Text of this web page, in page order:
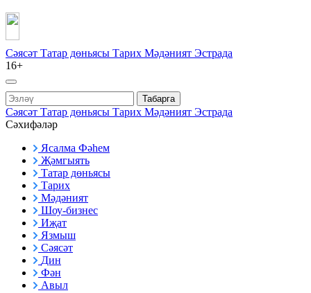
Сәясәт Татар дөньясы Тарих Мәдәният Эстрада
16+
Табарга
Сәясәт Татар дөньясы Тарих Мәдәният Эстрада
Сәхифәләр
Ясалма Фәһем
Җәмгыять
Татар дөньясы
Тарих
Мәдәният
Шоу-бизнес
Иҗат
Язмыш
Сәясәт
Дин
Фән
Авыл